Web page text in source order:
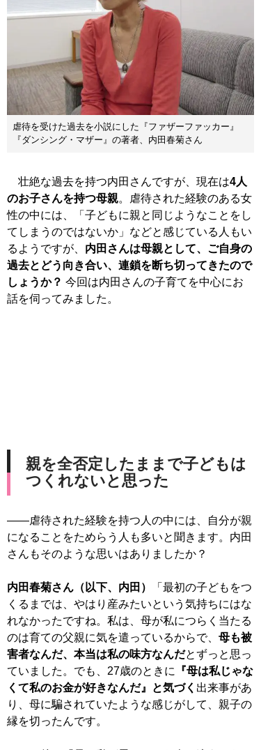
虐待を受けた過去を小説にした『ファザーファッカー』
『ダンシング・マザー』の著者、内田春菊さん
壮絶な過去を持つ内田さんですが、現在は4人
のお子さんを持つ母親。虐待された経験のある女
性の中には、「子どもに親と同じようなことをし
てしまうのではないか」などと感じている人もい
るようですが、 内田さんは母親として、ご自身の
過去とどう向き合い、連鎖を断ち切ってきたので
しょうか？ 今回は内田さんの子育てを中心にお
話を伺ってみました。
親を全否定したままで子どもは
つくれないと思った
――虐待された経験を持つ人の中には、自分が親
になることをためらう人も多いと聞きます。内田
さんもそのような思いはありましたか？
内田春菊さん（以下、内田）
「最初の子どもをつ
くるまでは、やはり産みたいという気持ちにはな
れなかったですね。私は、母が私につらく当たる
のは育ての父親に気を遣っているからで、 母も被
害者なんだ、本当は私の味方なんだとずっと思っ
ていました。でも、27歳のときに
『母は私じゃな
くて私のお金が好きなんだ』と気づく 出来事があ
り、母に騙されていたような感じがして、親子の
縁を切ったんです。